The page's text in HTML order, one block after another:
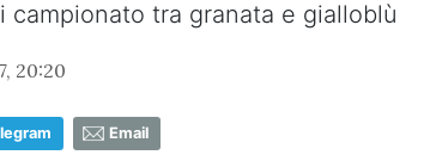
campionato tra granata e gialloblù
20:20
Email